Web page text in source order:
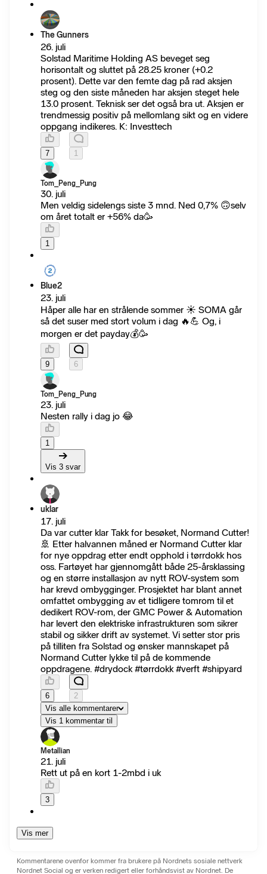
The Gunners
26. juli
Solstad Maritime Holding AS beveget seg
horisontalt og sluttet på 28.25 kroner (+0.2
prosent). Dette var den femte dag på rad aksjen
steg og den siste måneden har aksjen steget hele
13.0 prosent. Teknisk ser det også bra ut. Aksjen er
trendmessig positiv på mellomlang sikt og en videre
oppgang indikeres. K: Investtech
7 1
Tom_Peng_Pung
30. juli
Men veldig sidelengs siste 3 mnd. Ned 0,7% 🙃selv
om året totalt er +56% da🥳
1
Blue2
23. juli
Håper alle har en strålende sommer ☀️ SOMA går
så det suser med stort volum i dag 🔥💪 Og, i
morgen er det payday💰🥳
9 6
Tom_Peng_Pung
23. juli
Nesten rally i dag jo 😂
1
Vis 3 svar
uklar
17. juli
Da var cutter klar Takk for besøket, Normand Cutter!
🚢 Etter halvannen måned er Normand Cutter klar
for nye oppdrag etter endt opphold i tørrdokk hos
oss. Fartøyet har gjennomgått både 25-årsklassing
og en større installasjon av nytt ROV-system som
har krevd ombygginger. Prosjektet har blant annet
omfattet ombygging av et tidligere tomrom til et
dedikert ROV-rom, der GMC Power & Automation
har levert den elektriske infrastrukturen som sikrer
stabil og sikker drift av systemet. Vi setter stor pris
på tilliten fra Solstad og ønsker mannskapet på
Normand Cutter lykke til på de kommende
oppdragene. #drydock #tørrdokk #verft #shipyard
6
2
Vis alle kommentarer
Vis 1 kommentar til
Metallian
21. juli
Rett ut på en kort 1-2mbd i uk
3
Vis mer
Kommentarene ovenfor kommer fra brukere på Nordnets sosiale nettverk
Nordnet Social og er verken redigert eller forhåndsvist av Nordnet. De